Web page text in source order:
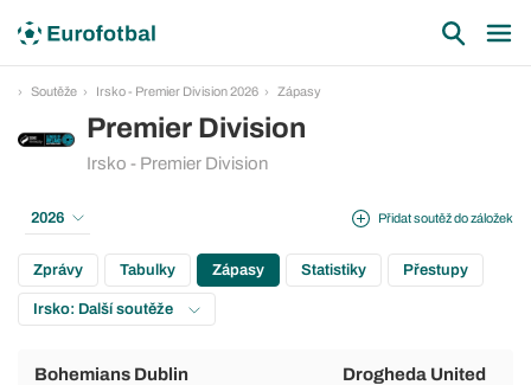
Soutěže Irsko - Premier Division 2026 Zápasy
Premier Division
Irsko - Premier Division
Přidat soutěž do záložek
2026
Zprávy Tabulky Zápasy Statistiky Přestupy
Irsko: Další soutěže
Bohemians Dublin Drogheda United